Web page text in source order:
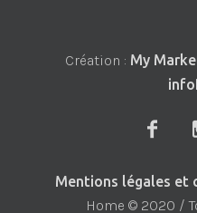
Création : My
Mentions légales et
Home © 2020 /